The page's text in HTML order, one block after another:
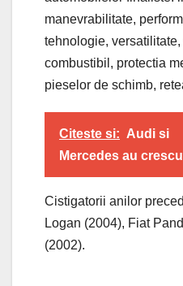
manevrabilitate,
tehnologie,
combustibil, protectia
pieselor de schimb,
Citeste si: Audi si
Mercedes au
Cistigatorii anilor
Logan (2004), Fiat
(2002).